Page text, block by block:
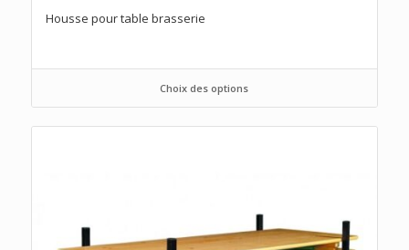
Housse pour table brasserie
Choix des options